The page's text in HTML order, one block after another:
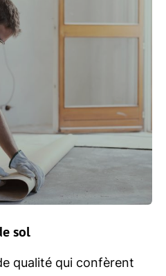
sol
qualité qui confèrent